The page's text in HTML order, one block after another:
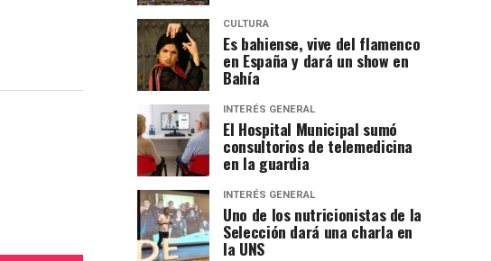
CULTURA
Es bahiense, vive del flamenco
en España y dará un show en
Bahía
INTERÉS GENERAL
El Hospital Municipal sumó
consultorios de telemedicina
en la guardia
INTERÉS GENERAL
Uno de los nutricionistas de la
Selección dará una charla en
la UNS